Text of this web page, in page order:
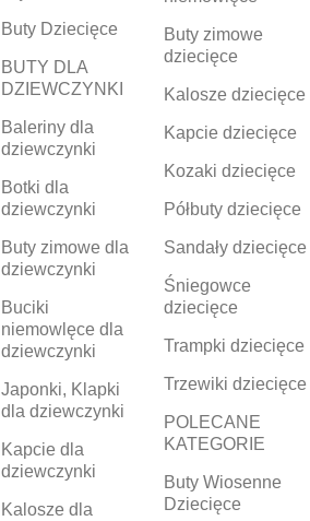
Buty Dziecięce
BUTY DLA
DZIEWCZYNKI
Baleriny dla
dziewczynki
Botki dla
dziewczynki
Buty zimowe dla
dziewczynki
Buciki
niemowlęce dla
dziewczynki
Japonki, Klapki
dla dziewczynki
Kapcie dla
dziewczynki
Kalosze dla
Buty zimowe
dziecięce
Kalosze dziecięce
Kapcie dziecięce
Kozaki dziecięce
Półbuty dziecięce
Sandały dziecięce
Śniegowce
dziecięce
Trampki dziecięce
Trzewiki dziecięce
POLECANE
KATEGORIE
Buty Wiosenne
Dziecięce